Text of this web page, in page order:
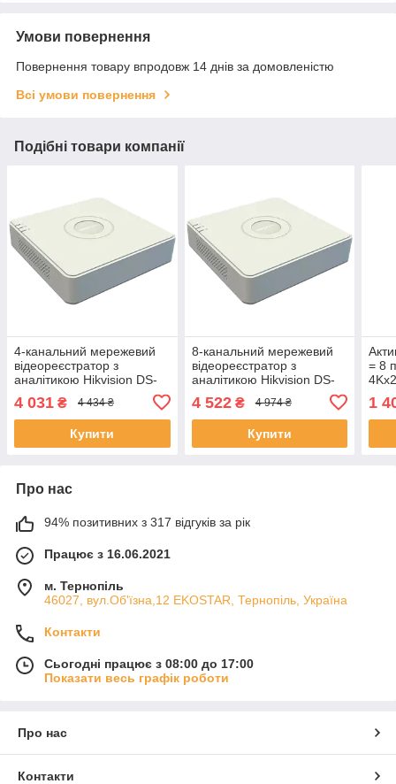
Умови повернення
Повернення товару впродовж 14 днів за домовленістю
Всі умови повернення
Подібні товари компанії
4-канальний мережевий
відеореєстратор з
аналітикою Hikvision DS-
7104NI-Q1(D) ЕКОБОКС
4 031 ₴ 4 434 ₴
Купити
8-канальний мережевий
відеореєстратор з
аналітикою Hikvision DS-
7108NI-Q1(D) ЕКОБОКС
4 522₴ 4 974 ₴
Купити
= 8
1
Про нас
94% позитивних з 317 відгуків за рік
Працює з 16.06.2021
м. Тернопіль
46027, вул.Об'їзна,12 EKOSTAR, Тернопіль, Україна
Контакти
Сьогодні працює з 08:00 до 17:00
Показати весь графік роботи
Про нас
Контакти